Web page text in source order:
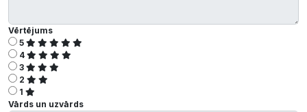
Vērtējums
5
4
3
2
1
Vārds un uzvārds